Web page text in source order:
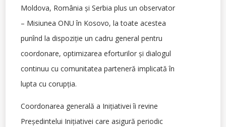
Moldova, România şi Serbia plus un observator
– Misiunea ONU în Kosovo, la toate acestea
punînd la dispoziţie un cadru general pentru
coordonare, optimizarea eforturilor şi dialogul
continuu cu comunitatea parteneră implicată în
lupta cu corupţia.
Coordonarea generală a Iniţiativei îi revine
Preşedintelui Iniţiativei care asigură periodic